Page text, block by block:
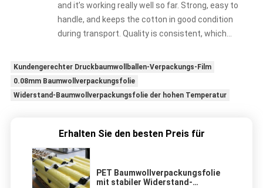
and it’s working really well so far. Strong, easy to
handle, and keeps the cotton in good condition
during transport. Quality is consistent, which
Kundengerechter Druckbaumwollballen-Verpackungs-Film
0.08mm Baumwollverpackungsfolie
Widerstand-Baumwollverpackungsfolie der hohen Temperatur
Erhalten Sie den besten Preis für
PET Baumwollverpackungsfolie
mit stabiler Widerstand-